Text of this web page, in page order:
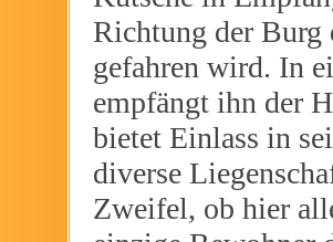
Richtung der Burg
gefahren wird. In
empfängt ihn der
bietet Einlass in
diverse
Zweifel, ob hier